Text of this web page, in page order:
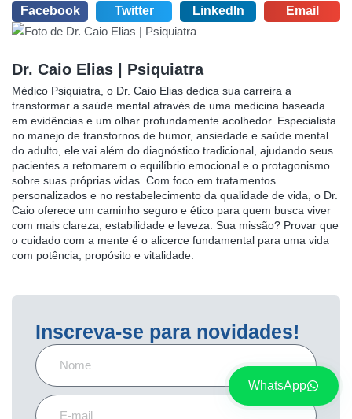
Facebook Twitter LinkedIn Email
Dr. Caio Elias | Psiquiatra
Médico Psiquiatra, o Dr. Caio Elias dedica sua carreira a
transformar a saúde mental através de uma medicina baseada
em evidências e um olhar profundamente acolhedor. Especialista
no manejo de transtornos de humor, ansiedade e saúde mental
do adulto, ele vai além do diagnóstico tradicional, ajudando seus
pacientes a retomarem o equilíbrio emocional e o protagonismo
sobre suas próprias vidas. Com foco em tratamentos
personalizados e no restabelecimento da qualidade de vida, o Dr.
Caio oferece um caminho seguro e ético para quem busca viver
com mais clareza, estabilidade e leveza. Sua missão? Provar que
o cuidado com a mente é o alicerce fundamental para uma vida
com potência, propósito e vitalidade.
Inscreva-se para novidades!
WhatsApp